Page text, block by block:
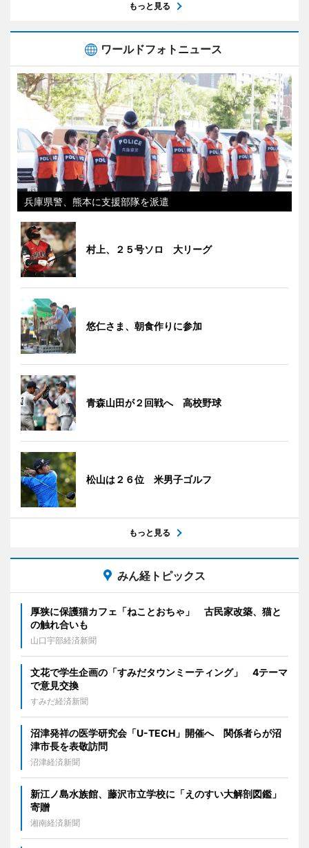
もっと見る
ワールドフォトニュース
兵庫県警、熊本に支援部隊を派遣
村上、２５号ソロ 大リーグ
悠仁さま、朝食作りに参加
青森山田が２回戦へ 高校野球
松山は２６位 米男子ゴルフ
もっと見る
みん経トピックス
厚狭に保護猫カフェ「ねことおちゃ」 古民家改築、猫と
の触れ合いも
山口宇部経済新聞
文花で学生企画の「すみだタウンミーティング」 4テーマ
で意見交換
すみだ経済新聞
沼津発祥の医学研究会「U-TECH」開催へ 関係者らが沼
津市長を表敬訪問
沼津経済新聞
新江ノ島水族館、藤沢市立学校に「えのすい大解剖図鑑」
寄贈
湘南経済新聞